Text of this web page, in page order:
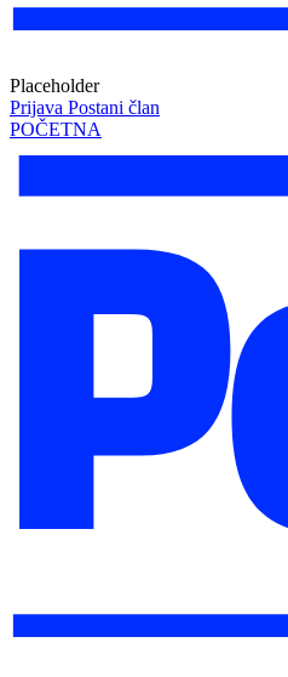
Placeholder
Prijava Postani član
POČETNA